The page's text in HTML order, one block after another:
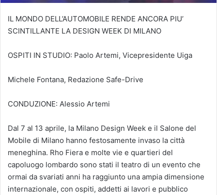
IL MONDO DELL’AUTOMOBILE RENDE ANCORA PIU’
SCINTILLANTE LA DESIGN WEEK DI MILANO
OSPITI IN STUDIO: Paolo Artemi, Vicepresidente Uiga
Michele Fontana, Redazione Safe-Drive
CONDUZIONE: Alessio Artemi
Dal 7 al 13 aprile, la Milano Design Week e il Salone del
Mobile di Milano hanno festosamente invaso la città
meneghina. Rho Fiera e molte vie e quartieri del
capoluogo lombardo sono stati il teatro di un evento che
ormai da svariati anni ha raggiunto una ampia dimensione
internazionale, con ospiti, addetti ai lavori e pubblico